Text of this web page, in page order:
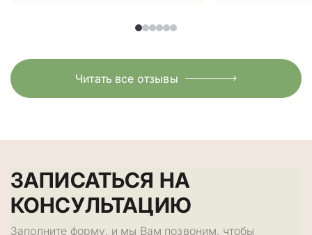
Читать все отзывы
ЗАПИСАТЬСЯ НА
КОНСУЛЬТАЦИЮ
Заполните форму, и мы Вам позвоним, чтобы